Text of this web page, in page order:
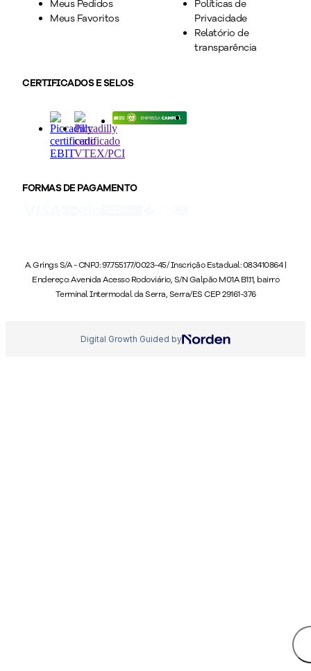
Meus Pedidos
Meus Favoritos
Políticas de
Privacidade
Relatório de
transparência
CERTIFICADOS E SELOS
FORMAS DE PAGAMENTO
A. Grings S/A - CNPJ: 97.755.177/0023-45/ Inscrição Estadual: 083410864 |
Endereço: Avenida Acesso Rodoviário, S/N Galpão M01A B1.11, bairro
Terminal Intermodal da Serra, Serra/ES CEP 29161-376
Digital Growth Guided by